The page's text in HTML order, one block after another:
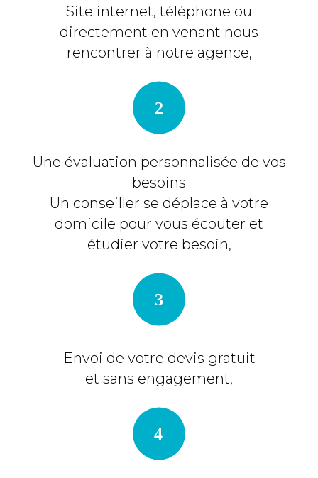
Site internet, téléphone ou
directement en venant nous
rencontrer à notre agence,
Une évaluation personnalisée de vos
besoins
Un conseiller se déplace à votre
domicile pour vous écouter et
étudier votre besoin,
Envoi de votre devis gratuit
et sans engagement,